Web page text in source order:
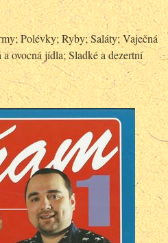
Polévky; Ryby; Saláty; Vaječná
ovocná jídla; Sladké a dezertní